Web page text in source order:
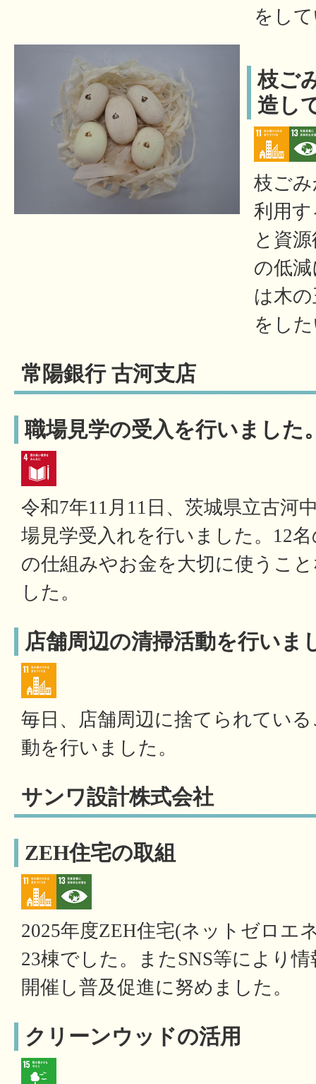
をし
枝ご
造し
枝ご
利用
と資
の低
は木
をし
常陽銀行 古河支店
職場見学の受入を行いました
令和7年11月11日、茨城県立古河
場見学受入れを行いました。12
の仕組みやお金を大切に使うこ
した。
店舗周辺の清掃活動を行いま
毎日、店舗周辺に捨てられてい
動を行いました。
サンワ設計株式会社
ZEH住宅の取組
2025年度ZEH住宅(ネットゼロエ
23棟でした。またSNS等により
開催し普及促進に努めました。
クリーンウッドの活用